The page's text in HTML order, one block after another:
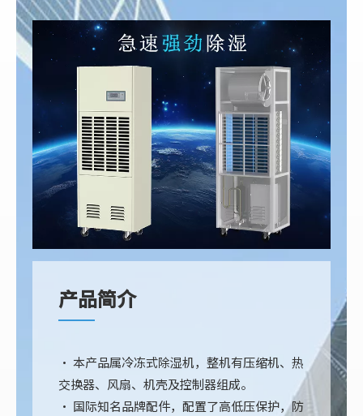
产品简介
· 本产品属冷冻式除湿机，整机有压缩机、热
交换器、风扇、机壳及控制器组成。
· 国际知名品牌配件，配置了高低压保护，防